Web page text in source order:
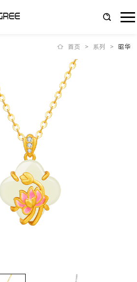
首页 > 系列 > 昭华